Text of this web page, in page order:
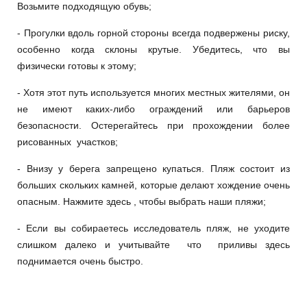
Возьмите подходящую обувь;
- Прогулки вдоль горной стороны всегда подвержены риску,
особенно когда склоны крутые. Убедитесь, что вы
физически готовы к этому;
- Хотя этот путь используется многих местных жителями, он
не имеют каких-либо ограждений или барьеров
безопасности. Остерегайтесь при прохождении более
рисованных участков;
- Внизу у берега запрещено купаться. Пляж состоит из
больших скольких камней, которые делают хождение очень
опасным. Нажмите здесь , чтобы выбрать наши пляжи;
- Если вы собираетесь исследователь пляж, не уходите
слишком далеко и учитывайте что приливы здесь
поднимается очень быстро.